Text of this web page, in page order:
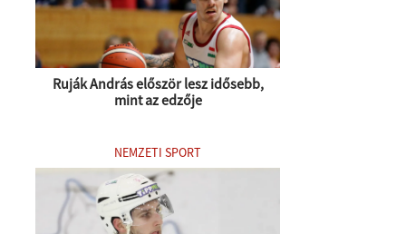
Ruják András először lesz idősebb,
mint az edzője
NEMZETI SPORT